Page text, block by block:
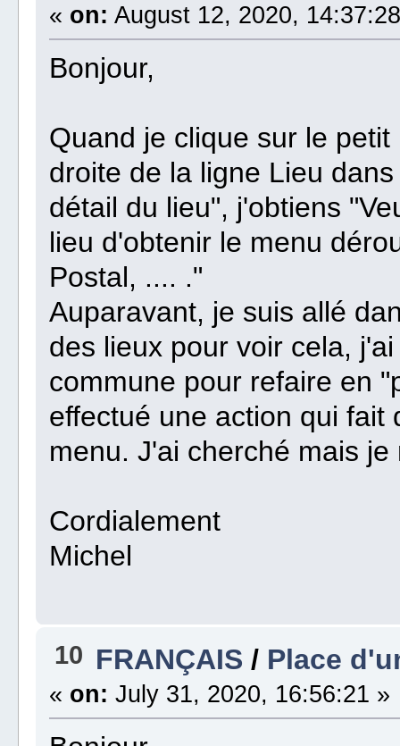
« on: August 12, 2020,
Bonjour,
Quand je clique sur le
droite de la ligne Lieu
détail du lieu", j'obtiens
lieu d'obtenir le menu
Postal, .... ."
Auparavant, je suis allé
des lieux pour voir cela,
commune pour refaire en
effectué une action qui
menu. J'ai cherché mais
Cordialement
Michel
10 FRANÇAIS / Place
« on: July 31, 2020, 16:56:21 »